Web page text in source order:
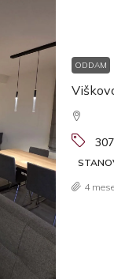
ODDAM
4